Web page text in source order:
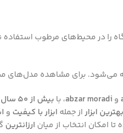
وabzar moradi، با بیش از ۵۰ سال سابقه
بهترین ابزاراز جمله ابزار با کیفیت و
امکان انتخاب از میان ارزانترین